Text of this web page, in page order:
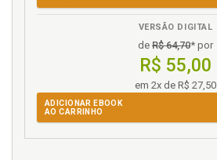
VERSÃO DIGITAL
de R$ 64,70* por
R$ 55,00
em 2x de R$ 27,50
ADICIONAR EBOOK
AO CARRINHO